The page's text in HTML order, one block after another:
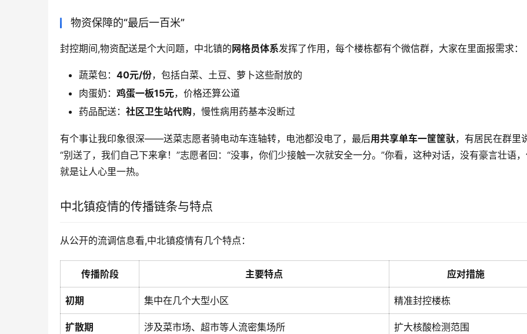
物资保障的“最后一百米”
封控期间,物资配送是个大问题，中北镇的 网格员体系发挥了作用，每个楼栋都有个微信群，大家在里面报需求：
蔬菜包： 40元/份，包括白菜、土豆、萝卜这些耐放的
肉蛋奶： 鸡蛋一板15元，价格还算公道
药品配送： 社区卫生站代购，慢性病用药基本没断过
有个事让我印象很深——送菜志愿者骑电动车连轴转，电池都没电了，最后用共享单车一筐筐驮，有居民在群里
“别送了，我们自己下来拿！”志愿者回：“没事，你们少接触一次就安全一分。”你看，这种对话，没有豪言壮语
就是让人心里一热。
中北镇疫情的传播链条与特点
从公开的流调信息看,中北镇疫情有几个特点：
传播阶段 主要特点 应对措施
初期 集中在几个大型小区 精准封控楼栋
扩散期 涉及菜市场、超市等人流密集场所 扩大核酸检测范围